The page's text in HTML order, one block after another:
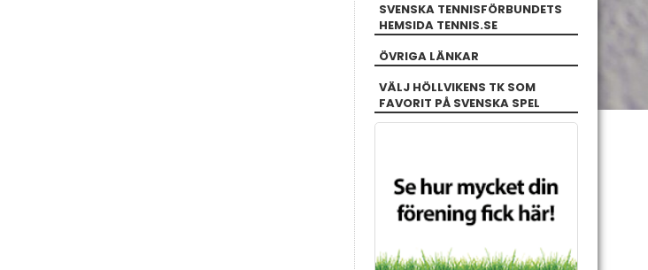
SVENSKA TENNISFÖRBUNDETS
HEMSIDA TENNIS.SE
ÖVRIGA LÄNKAR
VÄLJ HÖLLVIKENS TK SOM
FAVORIT PÅ SVENSKA SPEL